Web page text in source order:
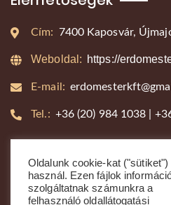
Cím: 7400 Kaposvár,
Weboldal: https://
E-mail:
Tel.: +36 (20) 984 1038 |
+36 (20) 984 1038
Oldalunk cookie-kat ("sütiket")
használ. Ezen fájlok
szolgáltatnak számunkra a
felhasználó oldallátogatási